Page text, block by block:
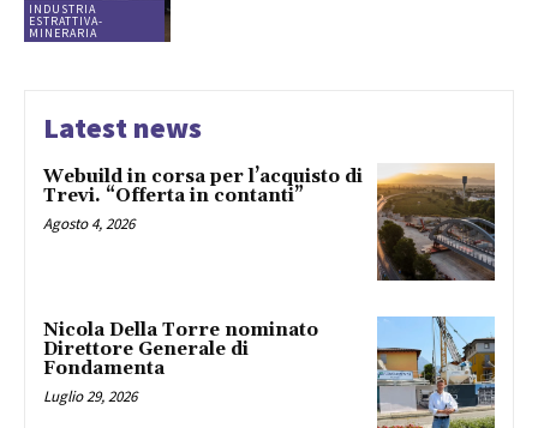
INDUSTRIA
ESTRATTIVA-
MINERARIA
Latest news
Webuild in corsa per l’acquisto di
Trevi. “Offerta in contanti”
Agosto 4, 2026
Nicola Della Torre nominato
Direttore Generale di
Fondamenta
Luglio 29, 2026